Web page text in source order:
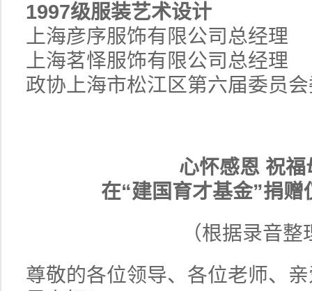
1997级服装艺术设计
上海彦序服饰有限公司总经理
上海茗怿服饰有限公司总经理
政协上海市松江区第六届委员
心怀感恩 祝福
在“建国育才基金”捐赠
（根据录音整
尊敬的各位领导、各位老师、